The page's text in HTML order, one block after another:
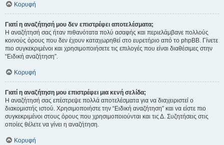
Κορυφή
Γιατί η αναζήτησή μου δεν επιστρέφει αποτελέσματα;
Η αναζήτησή σας ήταν πιθανότατα πολύ ασαφής και περιελάμβανε πολλούς
κοινούς όρους που δεν έχουν καταχωρηθεί στο ευρετήριο από το phpBB. Γίνετε
πιο συγκεκριμένοι και χρησιμοποιήσετε τις επιλογές που είναι διαθέσιμες στην
“Ειδική αναζήτηση”.
Κορυφή
Γιατί η αναζήτηση μου επιστρέφει μια κενή σελίδα;
Η αναζήτησή σας επέστρεψε πολλά αποτελέσματα για να διαχειριστεί ο
διακομιστής ιστού. Χρησιμοποιήστε την “Ειδική αναζήτηση” και να είστε πιο
συγκεκριμένοι στους όρους που χρησιμοποιούνται και τις Δ. Συζητήσεις στις
οποίες θέλετε να γίνει η αναζήτηση.
Κορυφή